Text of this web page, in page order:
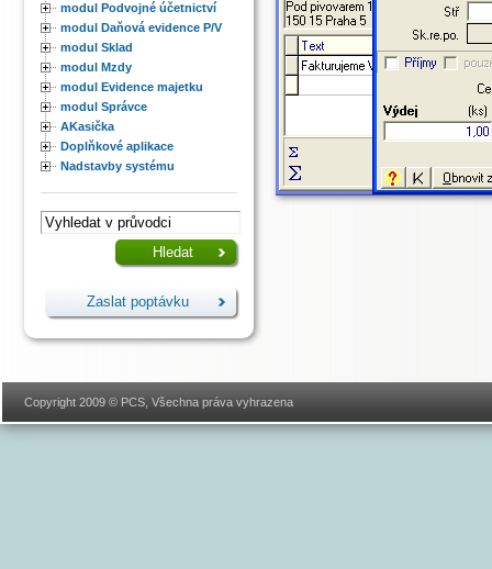
modul Podvojné účetnictví
modul Daňová evidence P/V
modul Sklad
modul Mzdy
modul Evidence majetku
modul Správce
AKasička
Doplňkové aplikace
Nadstavby systému
Zaslat poptávku
Copyright 2009 © PCS, Všechna práva vyhrazena